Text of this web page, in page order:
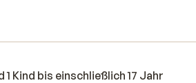
Sie eine der stimmungsvollen Bars im
Kind bis einschließlich 17 Jahr